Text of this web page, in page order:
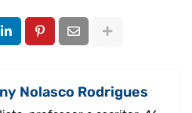
Nolasco Rodrigues